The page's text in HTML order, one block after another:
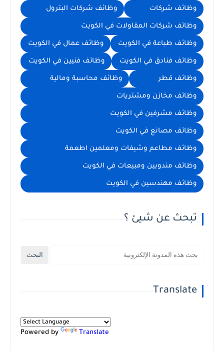
وظائف شركات وظائف شركات البترول
وظائف شركات المقاولات في الكويت
وظائف طباعة في الكويت وظائف عمال في الكويت
وظائف فنادق في الكويت وظائف فنيين في الكويت
وظائف قطر وظائف محاسبة ومالية
وظائف مخازن ومشتريات
وظائف مشرفين في الكويت
وظائف مصانع في الكويت
وظائف مطاعم وشيفات ومعلمين اطعمة
وظائف مندوبين ومبيعات في الكويت
وظائف مهندسين في الكويت
تبحث عن شيئ ؟
Translate
Powered by Translate